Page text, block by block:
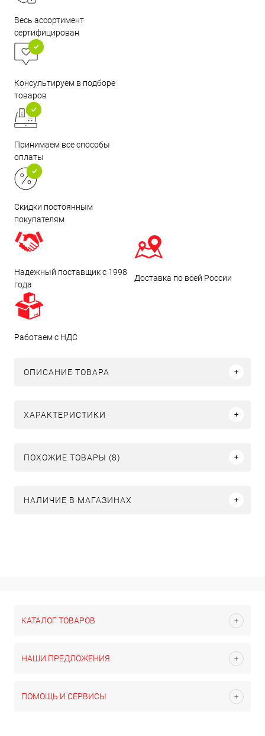
Весь ассортимент
сертифицирован
Консультируем в подборе
товаров
Принимаем все способы
оплаты
Скидки постоянным
покупателям
Надежный поставщик с 1998
года
Доставка по всей России
Работаем с НДС
ОПИСАНИЕ ТОВАРА
ХАРАКТЕРИСТИКИ
ПОХОЖИЕ ТОВАРЫ (8)
НАЛИЧИЕ В МАГАЗИНАХ
КАТАЛОГ ТОВАРОВ
НАШИ ПРЕДЛОЖЕНИЯ
ПОМОЩЬ И СЕРВИСЫ